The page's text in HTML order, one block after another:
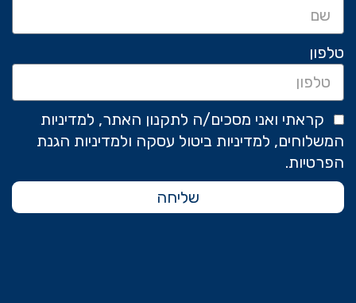
טלפון
קראתי ואני מסכים/ה לתקנון האתר, למדיניות
המשלוחים, למדיניות ביטול עסקה ולמדיניות הגנת
הפרטיות.
שליחה